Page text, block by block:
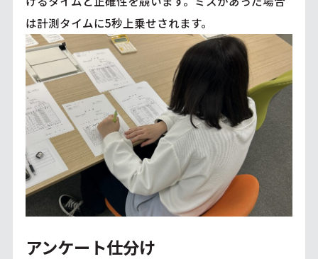
は計測タイムに5秒上乗せされます。
アンケート仕分け